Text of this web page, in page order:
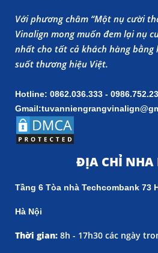
Với phương châm “Một nụ cười
Vinalign mong muốn đem lại nụ
nhất cho tất cả khách hàng bằng
suốt thương hiệu Việt.
Hotline: 0862.036.333 -
ĐỊA CHỈ NHA
Tầng 6 Tòa nhà Techcombank 73
Hà Nội
Thời gian: 8h - 17h30 các ngày